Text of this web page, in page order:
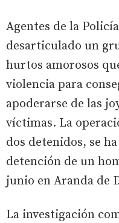
Agentes de la
desarticulado un
hurtos amorosos
violencia para
apoderarse de las
víctimas. La
dos detenidos, se
detención de un
junio en Aranda de
La investigación